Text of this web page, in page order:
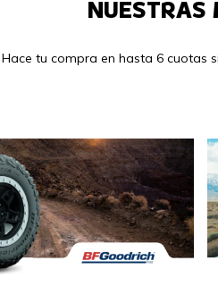
Hace tu compra en hasta 6 cuotas